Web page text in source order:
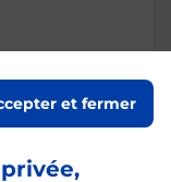
et fermer